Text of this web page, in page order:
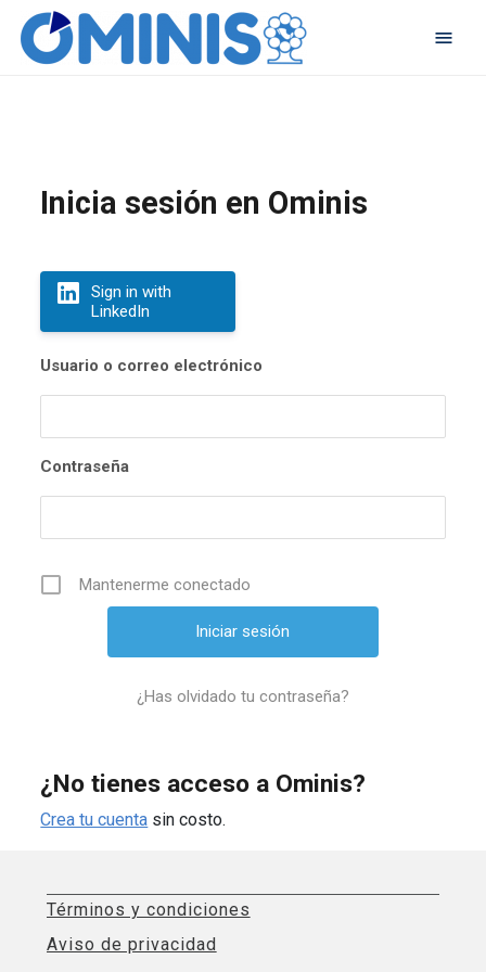
Inicia sesión en Ominis
Sign in with
LinkedIn
Usuario o correo electrónico
Contraseña
Mantenerme conectado
¿Has olvidado tu contraseña?
¿No tienes acceso a Ominis?
Crea tu cuenta sin costo.
Términos y condiciones
Aviso de privacidad